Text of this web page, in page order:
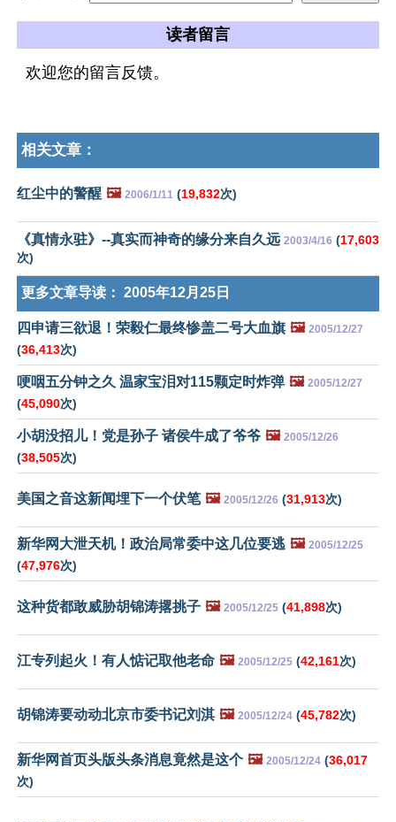
读者留言
欢迎您的留言反馈。
相关文章：
红尘中的警醒 🖼️ 2006/1/11 (19,832次)
《真情永驻》--真实而神奇的缘分来自久远 2003/4/16 (17,603
次)
更多文章导读： 2005年12月25日
四申请三欲退！荣毅仁最终惨盖二号大血旗 🖼️ 2005/12/27
(36,413次)
哽咽五分钟之久 温家宝泪对115颗定时炸弹 🖼️ 2005/12/27
(45,090次)
小胡没招儿！党是孙子 诸侯牛成了爷爷 🖼️ 2005/12/26
(38,505次)
美国之音这新闻埋下一个伏笔 🖼️ 2005/12/26 (31,913次)
新华网大泄天机！政治局常委中这几位要逃 🖼️ 2005/12/25
(47,976次)
这种货都敢威胁胡锦涛撂挑子 🖼️ 2005/12/25 (41,898次)
江专列起火！有人惦记取他老命 🖼️ 2005/12/25 (42,161次)
胡锦涛要动动北京市委书记刘淇 🖼️ 2005/12/24 (45,782次)
新华网首页头版头条消息竟然是这个 🖼️ 2005/12/24 (36,017
次)